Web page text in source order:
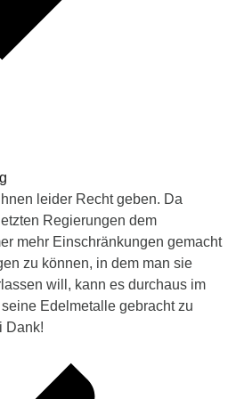
leider Recht geben. Da
Regierungen dem
mehr Einschränkungen gemacht
zu können, in dem man sie
will, kann es durchaus im
Edelmetalle gebracht zu
Dank!